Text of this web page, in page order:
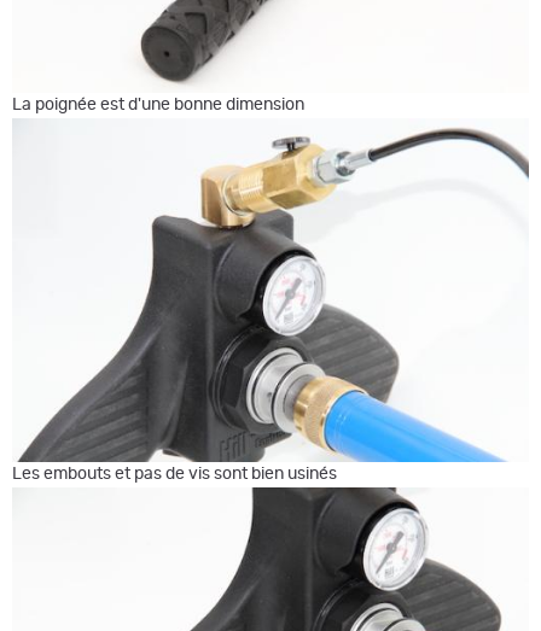
La poignée est d'une bonne dimension
Les embouts et pas de vis sont bien usinés